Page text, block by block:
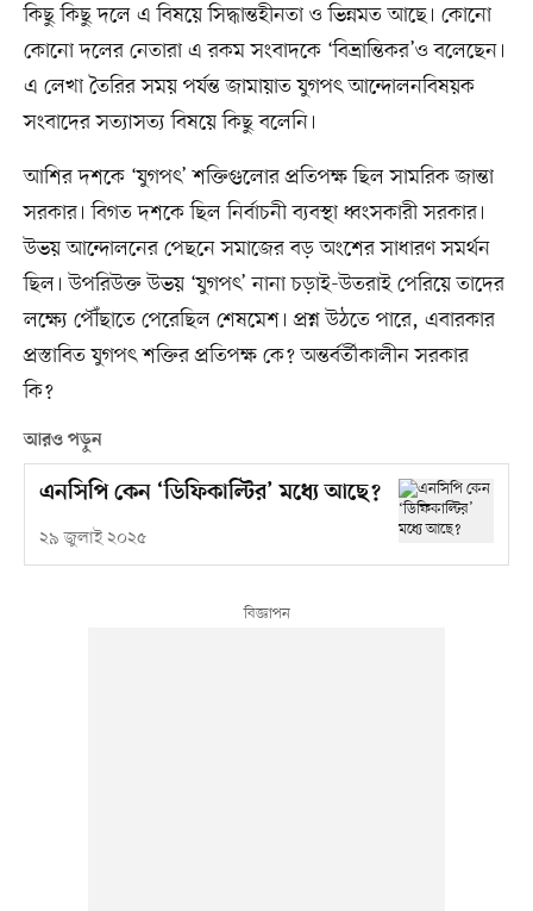
কিছু কিছু দলে এ বিষয়ে সিদ্ধান্তহীনতা ও ভিন্নমত আছে। কোনো
কোনো দলের নেতারা এ রকম সংবাদকে ‘বিভ্রান্তিকর’ও বলেছেন।
এ লেখা তৈরির সময় পর্যন্ত জামায়াত যুগপৎ আন্দোলনবিষয়ক
সংবাদের সত্যাসত্য বিষয়ে কিছু বলেনি।
আশির দশকে ‘যুগপৎ’ শক্তিগুলোর প্রতিপক্ষ ছিল সামরিক জান্তা
সরকার। বিগত দশকে ছিল নির্বাচনী ব্যবস্থা ধ্বংসকারী সরকার।
উভয় আন্দোলনের পেছনে সমাজের বড় অংশের সাধারণ সমর্থন
ছিল। উপরিউক্ত উভয় ‘যুগপৎ’ নানা চড়াই-উতরাই পেরিয়ে তাদের
লক্ষ্যে পৌঁছাতে পেরেছিল শেষমেশ। প্রশ্ন উঠতে পারে, এবারকার
প্রস্তাবিত যুগপৎ শক্তির প্রতিপক্ষ কে? অন্তর্বর্তীকালীন সরকার
কি?
আরও পড়ুন
এনসিপি কেন ‘ডিফিকাল্টির’ মধ্যে আছে?
২৯ জুলাই ২০২৫